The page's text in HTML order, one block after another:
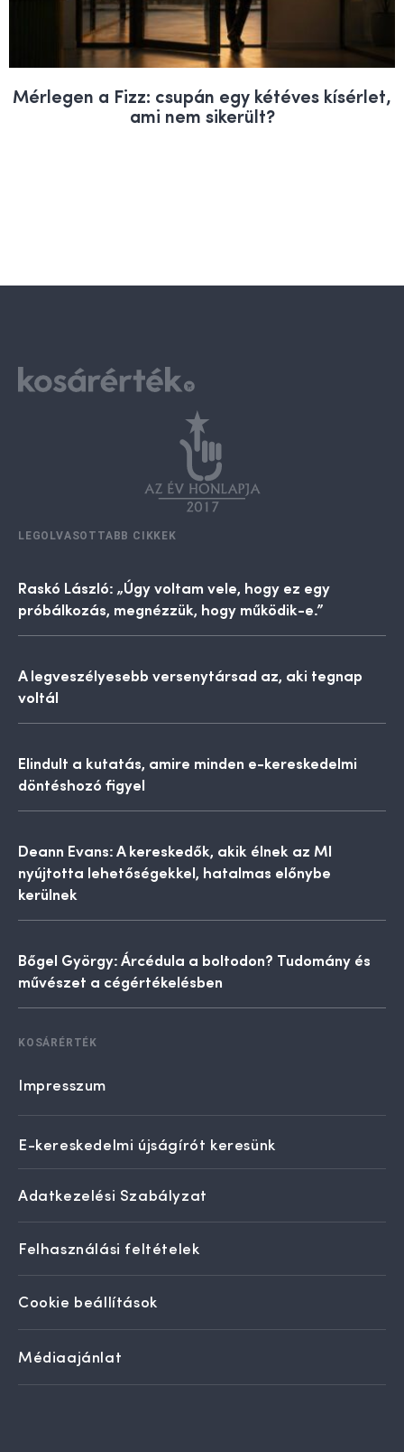
Mérlegen a Fizz: csupán egy kétéves kísérlet,
ami nem sikerült?
LEGOLVASOTTABB CIKKEK
Raskó László: „Úgy voltam vele, hogy ez egy
próbálkozás, megnézzük, hogy működik-e.”
A legveszélyesebb versenytársad az, aki tegnap
voltál
Elindult a kutatás, amire minden e-kereskedelmi
döntéshozó figyel
Deann Evans: A kereskedők, akik élnek az MI
nyújtotta lehetőségekkel, hatalmas előnybe
kerülnek
Bőgel György: Árcédula a boltodon? Tudomány és
művészet a cégértékelésben
KOSÁRÉRTÉK
Impresszum
E-kereskedelmi újságírót keresünk
Adatkezelési Szabályzat
Felhasználási feltételek
Cookie beállítások
Médiaajánlat